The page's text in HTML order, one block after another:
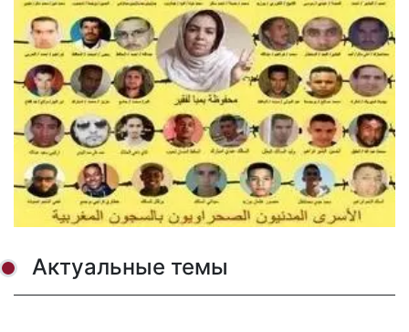
Актуальные темы